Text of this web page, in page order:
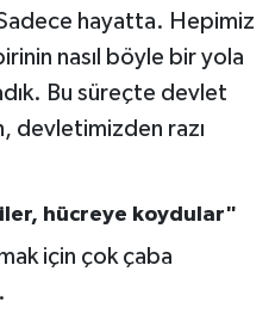
hayatta. Hepimiz
nasıl böyle bir yola
Bu süreçte devlet
devletimizden razı
hücreye koydular"
için çok çaba